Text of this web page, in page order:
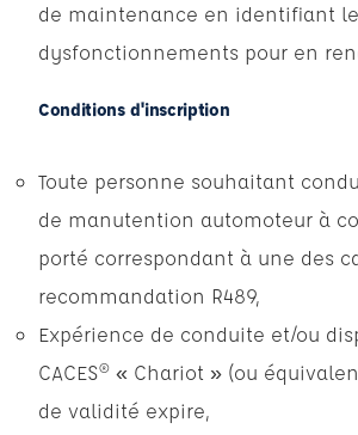
de maintenance en identifiant
dysfonctionnements pour en
Conditions d'inscription
Toute personne souhaitant
de manutention automoteur à
porté correspondant à une des
recommandation R489,
Expérience de conduite et/ou
CACES® « Chariot » (ou
de validité expire,